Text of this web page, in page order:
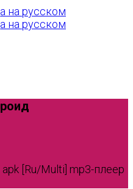
[Ru/Multi] mp3-плеер